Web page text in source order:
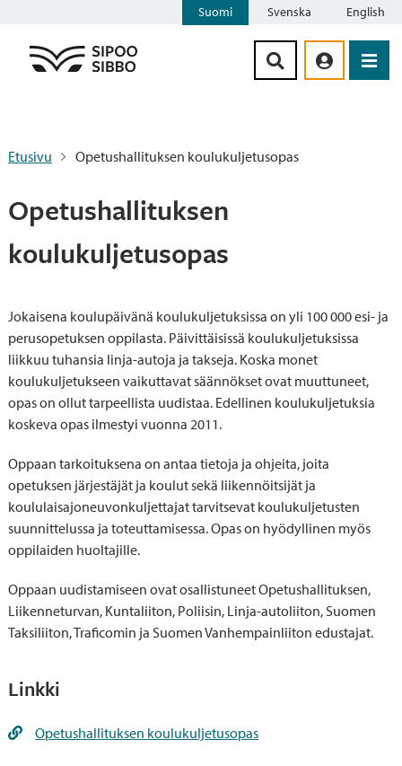
Suomi Svenska English
Etusivu Opetushallituksen koulukuljetusopas
Opetushallituksen
koulukuljetusopas
Jokaisena koulupäivänä koulukuljetuksissa on yli 100 000 esi- ja
perusopetuksen oppilasta. Päivittäisissä koulukuljetuksissa
liikkuu tuhansia linja-autoja ja takseja. Koska monet
koulukuljetukseen vaikuttavat säännökset ovat muuttuneet,
opas on ollut tarpeellista uudistaa. Edellinen koulukuljetuksia
koskeva opas ilmestyi vuonna 2011.
Oppaan tarkoituksena on antaa tietoja ja ohjeita, joita
opetuksen järjestäjät ja koulut sekä liikennöitsijät ja
koululaisajoneuvonkuljettajat tarvitsevat koulukuljetusten
suunnittelussa ja toteuttamisessa. Opas on hyödyllinen myös
oppilaiden huoltajille.
Oppaan uudistamiseen ovat osallistuneet Opetushallituksen,
Liikenneturvan, Kuntaliiton, Poliisin, Linja-autoliiton, Suomen
Taksiliiton, Traficomin ja Suomen Vanhempainliiton edustajat.
Linkki
Opetushallituksen koulukuljetusopas